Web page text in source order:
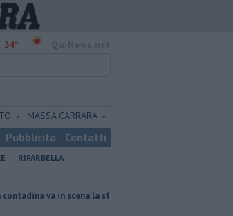
34°
MASSA CARRARA
Pubblicità Contatti
RIPARBELLA
in scena la storia Pacini, "siamo ai supplementari,